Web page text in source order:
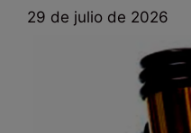
29 de julio de 2026